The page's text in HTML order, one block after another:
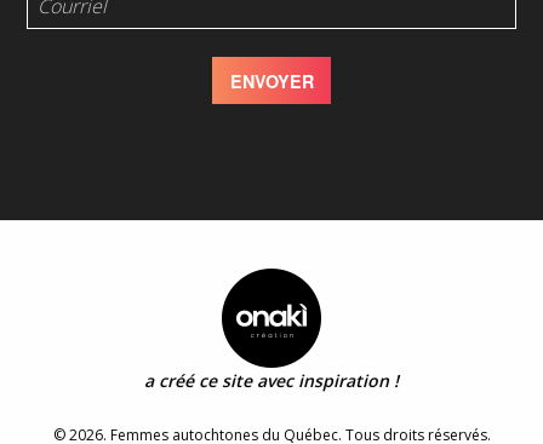
a créé ce site avec inspiration !
© 2026. Femmes autochtones du Québec. Tous droits réservés.